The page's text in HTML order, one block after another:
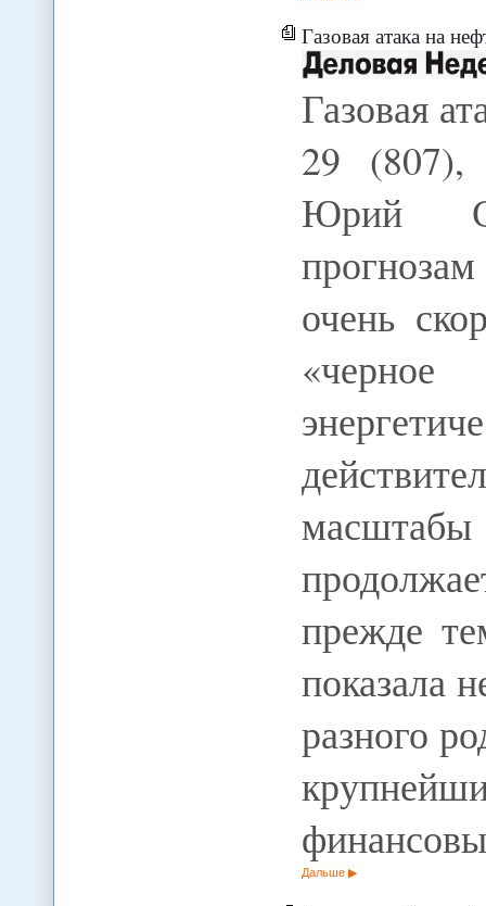
Газовая атака на
Газовая
29 (807),
Юрий
очень
прежде
показала
разного
Дальше